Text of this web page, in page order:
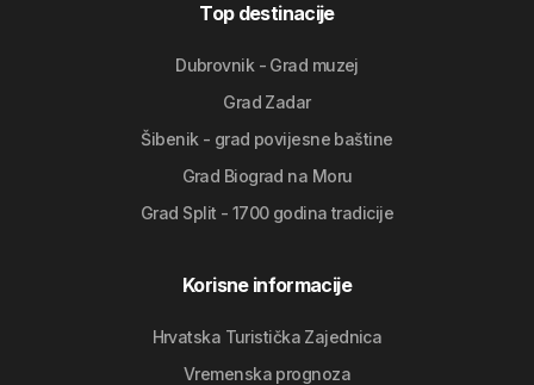
Top destinacije
Dubrovnik - Grad muzej
Grad Zadar
Šibenik - grad povijesne baštine
Grad Biograd na Moru
Grad Split - 1700 godina tradicije
Korisne informacije
Hrvatska Turistička Zajednica
Vremenska prognoza